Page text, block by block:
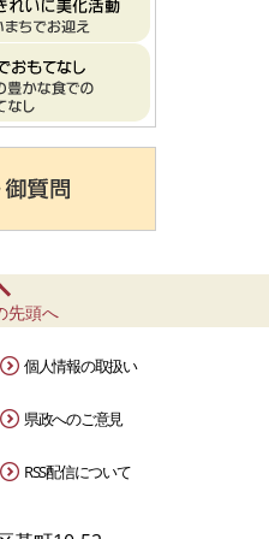
先頭へ
個人情報の取扱い
県政へのご意見
RSS配信について